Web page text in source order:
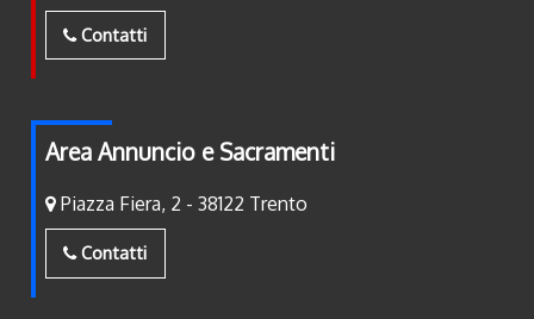
Contatti
Area Annuncio e Sacramenti
Piazza Fiera, 2 - 38122 Trento
Contatti